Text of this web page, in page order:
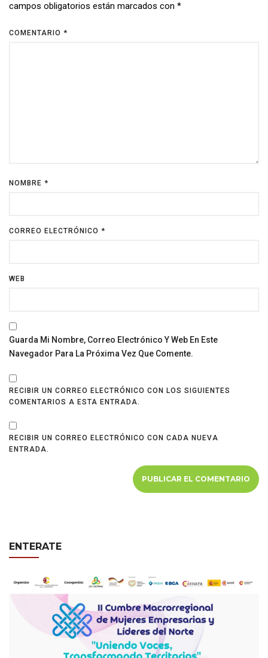
campos obligatorios están marcados con *
COMENTARIO *
NOMBRE *
CORREO ELECTRÓNICO *
WEB
Guarda Mi Nombre, Correo Electrónico Y Web En Este
Navegador Para La Próxima Vez Que Comente.
RECIBIR UN CORREO ELECTRÓNICO CON LOS SIGUIENTES
COMENTARIOS A ESTA ENTRADA.
RECIBIR UN CORREO ELECTRÓNICO CON CADA NUEVA
ENTRADA.
ENTERATE